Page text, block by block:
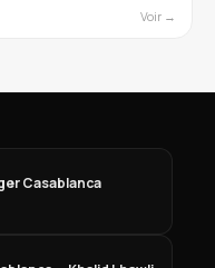
Voir →
Casablanca